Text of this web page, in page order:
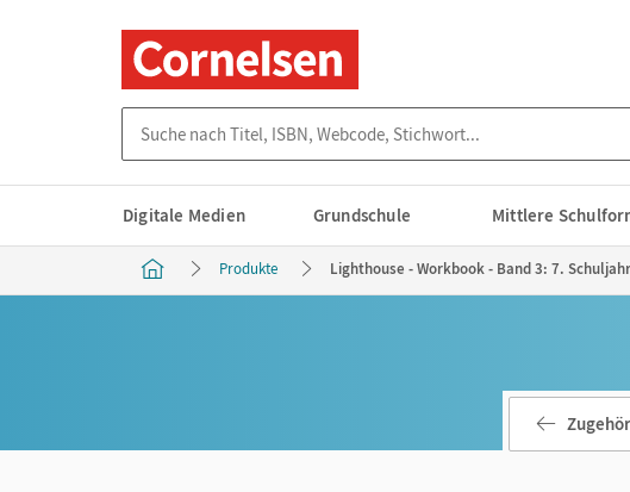
Digitale Medien Grundschule Mittlere
Produkte Lighthouse - Workbook - Band 3: 7. Schuljahr